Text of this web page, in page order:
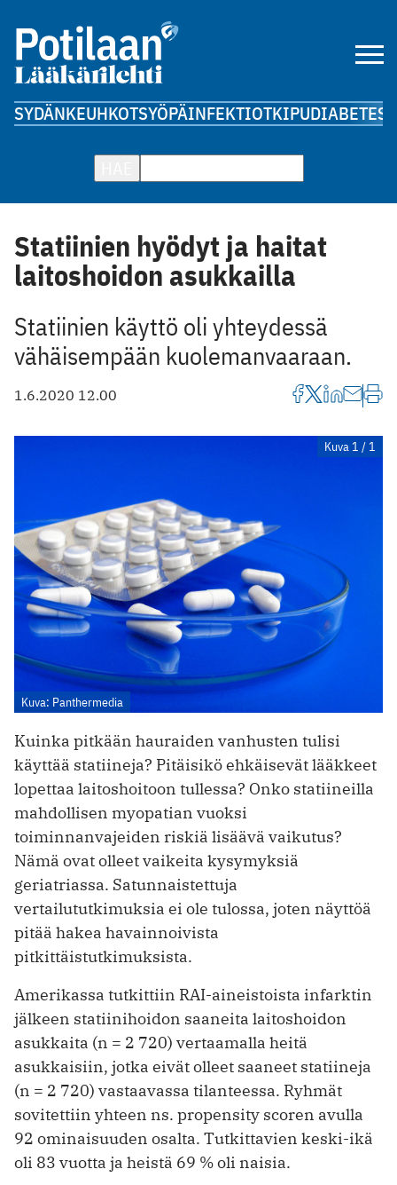
SYDÄNKEUHKOTSYÖPÄINFEKTIOTKIPUDIABETES
Statiinien hyödyt ja haitat
laitoshoidon asukkailla
Statiinien käyttö oli yhteydessä
vähäisempään kuolemanvaaraan.
1.6.2020 12.00
Kuva 1 / 1
Kuva: Panthermedia
Kuinka pitkään hauraiden vanhusten tulisi
käyttää statiineja? Pitäisikö ehkäisevät lääkkeet
lopettaa laitoshoitoon tullessa? Onko statiineilla
mahdollisen myopatian vuoksi
toiminnanvajeiden riskiä lisäävä vaikutus?
Nämä ovat olleet vaikeita kysymyksiä
geriatriassa. Satunnaistet­tuja
vertailututkimuksia ei ole tulossa, joten näyttöä
pitää hakea havainnoivista
pitkittäistutkimuksista.
Amerikassa tutkittiin RAI-aineistoista infarktin
jälkeen statiinihoidon saaneita laitoshoidon
asukkaita (n = 2 720) vertaamalla heitä
asukkaisiin, jotka eivät olleet saaneet statiineja
(n = 2 720) vastaavassa tilanteessa. Ryhmät
sovitettiin yhteen ns. propensity scoren avulla
92 ominaisuuden osalta. Tutkittavien keski-ikä
oli 83 vuotta ja heistä 69 % oli naisia.